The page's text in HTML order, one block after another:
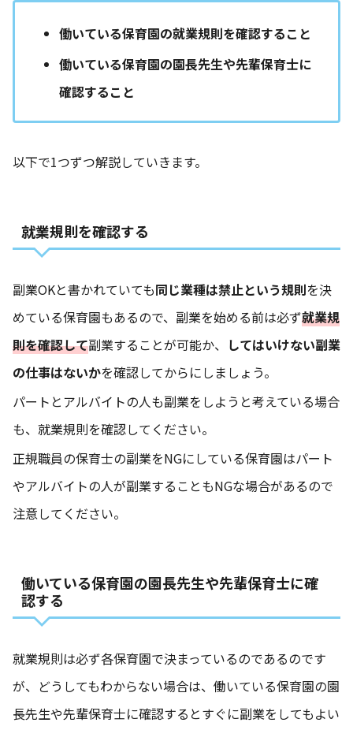
働いている保育園の就業規則を確認すること
働いている保育園の園長先生や先輩保育士に
確認すること
以下で1つずつ解説していきます。
就業規則を確認する
副業OKと書かれていても同じ業種は禁止という規則を決
めている保育園もあるので、副業を始める前は必ず就業規
則を確認して副業することが可能か、 してはいけない副業
の仕事はないかを確認してからにしましょう。
パートとアルバイトの人も副業をしようと考えている場合
も、就業規則を確認してください。
正規職員の保育士の副業をNGにしている保育園はパート
やアルバイトの人が副業することもNGな場合があるので
注意してください。
働いている保育園の園長先生や先輩保育士に確
認する
就業規則は必ず各保育園で決まっているのであるのです
が、どうしてもわからない場合は、働いている保育園の園
長先生や先輩保育士に確認するとすぐに副業をしてもよい